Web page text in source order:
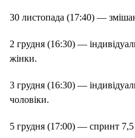
30 листопада (17:40) —
2 грудня (16:30) —
жінки.
3 грудня (16:30) —
чоловіки.
5 грудня (17:00) — спринт 7,5